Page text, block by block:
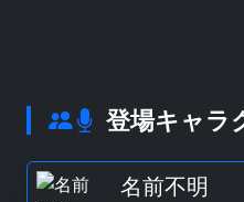
登場キャラ
名前不明